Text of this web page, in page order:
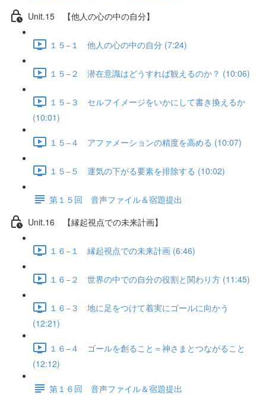
Unit.15 【他人の心の中の自分】
１５−１ 他人の心の中の自分 (7:24)
１５−２ 潜在意識はどうすれば観えるのか？ (10:06)
１５−３ セルフイメージをいかにして書き換えるか
(10:01)
１５−４ アファメーションの精度を高める (10:07)
１５−５ 運気の下がる要素を排除する (10:02)
第１５回 音声ファイル＆宿題提出
Unit.16 【縁起視点での未来計画】
１６−１ 縁起視点での未来計画 (6:46)
１６−２ 世界の中での自分の役割と関わり方 (11:45)
１６−３ 地に足をつけて着実にゴールに向かう
(12:21)
１６−４ ゴールを創ること＝神さまとつながること
(12:12)
第１６回 音声ファイル＆宿題提出